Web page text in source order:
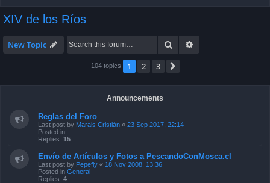
XIV de los Ríos
New Topic Search
104 topics 1 2 3
Announcements
Reglas del Foro
Last post by Marais Cristián « 23 Sep 2017, 22:14
Posted in
Replies: 15
Envío de Artículos y Fotos a PescandoConMosca.cl
Last post by Pepefly « 18 Nov 2008, 13:36
Posted in General
Replies: 4